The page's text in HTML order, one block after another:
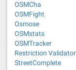
OSMCha
OSMFight
Osmose
OSMstats
OSMTracker
Restriction Validator
StreetComplete